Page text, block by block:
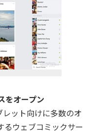
をオープン
ット向けに多数のオ
るウェブコミックサー